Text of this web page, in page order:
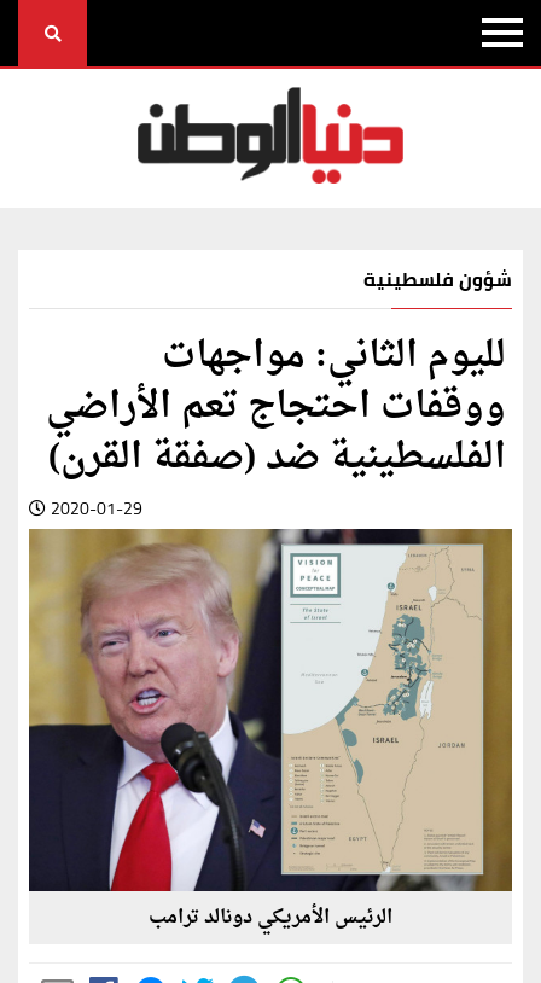
شؤون فلسطينية
لليوم الثاني: مواجهات
ووقفات احتجاج تعم الأراضي
الفلسطينية ضد (صفقة القرن)
2020-01-29
الرئيس الأمريكي دونالد ترامب